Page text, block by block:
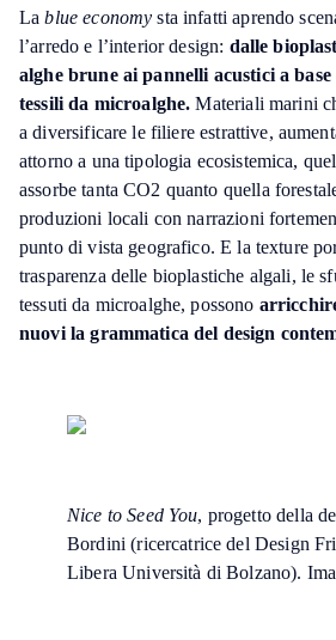
Lablue economy sta infatti aprendo
l’arredo e l’interior design: dalle
alghe brune ai pannelli acustici a
tessili da microalghe. Materiali marini
a diversificare le filiere estrattive,
attorno a una tipologia ecosistemica,
assorbe tanta CO2 quanto quella
produzioni locali con narrazioni
punto di vista geografico. E la texture
trasparenza delle bioplastiche algali, le
tessuti da microalghe, possono
nuovi la grammatica del design
Nice to Seed You, progetto della
Bordini (ricercatrice del Design
Libera Università di Bolzano).